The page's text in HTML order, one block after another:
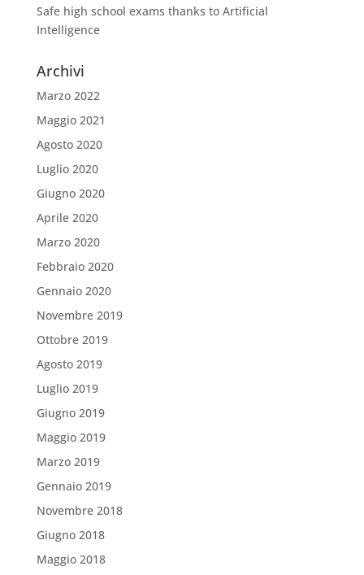
Safe high school exams thanks to Artificial
Intelligence
Archivi
Marzo 2022
Maggio 2021
Agosto 2020
Luglio 2020
Giugno 2020
Aprile 2020
Marzo 2020
Febbraio 2020
Gennaio 2020
Novembre 2019
Ottobre 2019
Agosto 2019
Luglio 2019
Giugno 2019
Maggio 2019
Marzo 2019
Gennaio 2019
Novembre 2018
Giugno 2018
Maggio 2018